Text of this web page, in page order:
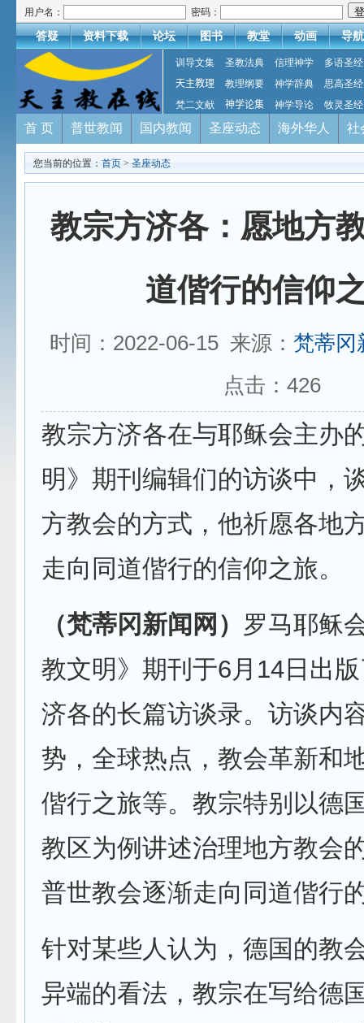
用户名： 密码：
答疑 资料下载 论坛 图书 教堂 动画 导航
训导文集 圣教法典 信理神学
多语圣经
天主教理
教理纲要 神学辞典
思高圣经
梵二文献
神学论集 神学导论 牧灵圣经
首 页 普世教闻 国内教闻 圣座动态 海外华人 社
您当前的位置： 首页 > 圣座动态
教宗方济各：愿地方
道偕行的信仰
时间：2022-06-15 来源： 梵蒂冈
点击： 426
教宗方济各在与耶稣会主办
明》期刊编辑们的访谈中，
方教会的方式，他祈愿各地
走向同道偕行的信仰之旅。
（梵蒂冈新闻网） 罗马耶稣
教文明》期刊于6月14日出
济各的长篇访谈录。访谈内
势，全球热点，教会革新和
偕行之旅等。教宗特别以德
教区为例讲述治理地方教会
普世教会逐渐走向同道偕行
针对某些人认为，德国的教
异端的看法，教宗在写给德